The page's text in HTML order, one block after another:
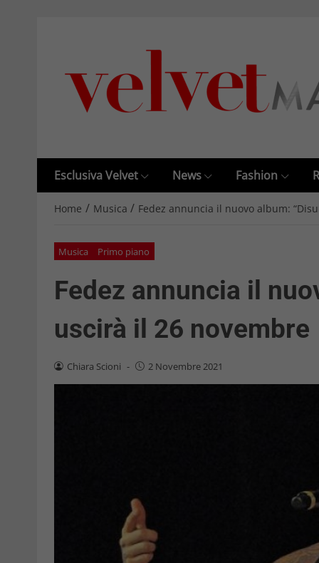
Esclusiva Velvet News Fashion
Home / Musica / Fedez annuncia il nuovo album:
Musica Primo piano
Fedez annuncia il
uscirà il 26 novembre
Chiara Scioni - 2 Novembre 2021